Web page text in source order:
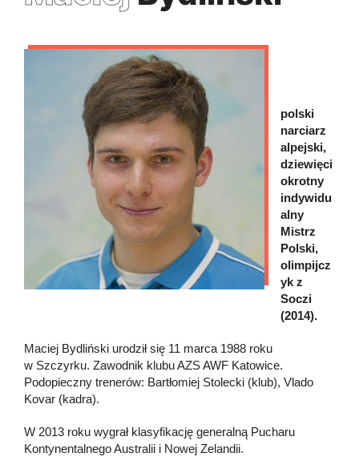
polski
narciarz
alpejski,
dziewięci
okrotny
indywidu
alny
Mistrz
Polski,
olimpijcz
yk z
Soczi
(2014).
Maciej Bydliński urodził się 11 marca 1988 roku
w Szczyrku. Zawodnik klubu AZS AWF Katowice.
Podopieczny trenerów: Bartłomiej Stolecki (klub), Vlado
Kovar (kadra).
W 2013 roku wygrał klasyfikację generalną Pucharu
Kontynentalnego Australii i Nowej Zelandii.